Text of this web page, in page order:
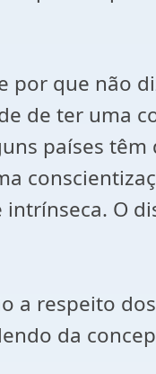
que não
de ter uma
países
O
a respeito
da